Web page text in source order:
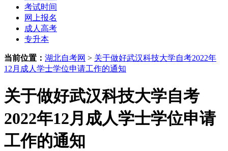
考试时间
网上报名
成人高考
专升本
当前位置： 湖北自考网 > 关于做好武汉科技大学自考2022年
12月成人学士学位申请工作的通知
关于做好武汉科技大学自考
2022年12月成人学士学位申请
工作的通知